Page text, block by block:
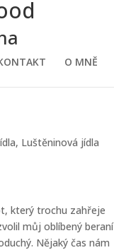
O MNĚ
, Luštěninová jídla
který trochu zahřeje
můj oblíbený beraní
Nějaký čas nám